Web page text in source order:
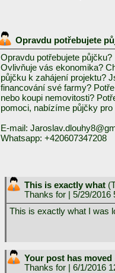
Opravdu potřebujete
Opravdu potřebujete půjčku?
Ovlivňuje vás ekonomika?
půjčku k zahájení projektu?
financování své farmy?
nebo koupi nemovitosti?
pomoci, nabízíme půjčky
E-mail:
Whatsapp: +420607347208
This is exactly what (
Thanks for | 5/29/2016
This is exactly what I was
Your post has moved
Thanks for | 6/1/2016